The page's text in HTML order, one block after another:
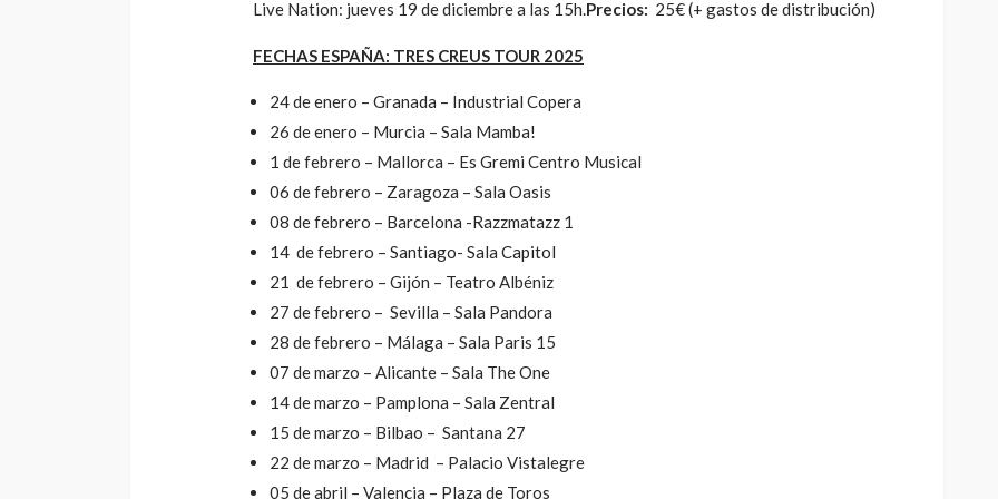
Live Nation: jueves 19 de diciembre a las 15h.Precios: 25€ (+ gastos de distribución)
FECHAS ESPAÑA: TRES CREUS TOUR 2025
24 de enero – Granada – Industrial Copera
26 de enero – Murcia – Sala Mamba!
1 de febrero – Mallorca – Es Gremi Centro Musical
06 de febrero – Zaragoza – Sala Oasis
08 de febrero – Barcelona -Razzmatazz 1
14 de febrero – Santiago- Sala Capitol
21 de febrero – Gijón – Teatro Albéniz
27 de febrero – Sevilla – Sala Pandora
28 de febrero – Málaga – Sala Paris 15
07 de marzo – Alicante – Sala The One
14 de marzo – Pamplona – Sala Zentral
15 de marzo – Bilbao – Santana 27
22 de marzo – Madrid – Palacio Vistalegre
05 de abril – Valencia – Plaza de Toros